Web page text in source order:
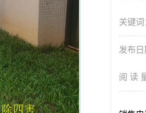
关键词
发布日
阅 读